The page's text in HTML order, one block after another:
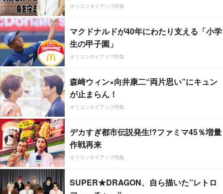
オリコンタイアップ特集
マクドナルドが40年にわたり支える「小学
生の甲子園」
オリコンタイアップ特集
森崎ウィン×向井康二“両片思い”にキュン
が止まらん！
オリコンタイアップ特集
デカすぎ都市伝説発生!?ファミマ45％増量
作戦再来
オリコンタイアップ特集
SUPER★DRAGON、自ら描いた”レトロ